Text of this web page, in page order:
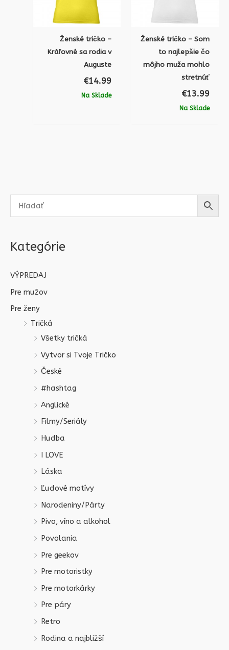
Kategórie
VÝPREDAJ
Pre mužov
Pre ženy
Tričká
Všetky tričká
Vytvor si Tvoje Tričko
České
#hashtag
Anglické
Filmy/Seriály
Hudba
I LOVE
Láska
Ľudové motívy
Narodeniny/Párty
Pivo, víno a alkohol
Povolania
Pre geekov
Pre motoristky
Pre motorkárky
Pre páry
Retro
Rodina a najbližší
Ženské tričko –
Kráľovné sa rodia v
Auguste
€14.99
Na Sklade
Ženské tričko – Som
to najlepšie čo
môjho muža mohlo
stretnúť
€13.99
Na Sklade